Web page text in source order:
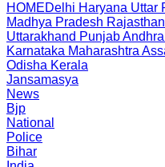
HOMEDelhi Haryana Uttar
Madhya Pradesh Rajasthan
Uttarakhand Punjab
Karnataka Maharashtra
Odisha Kerala
Jansamasya
News
Bjp
National
Police
Bihar